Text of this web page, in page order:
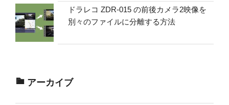
ドラレコ ZDR-015 の前後カメラ2映像を
別々のファイルに分離する方法
アーカイブ